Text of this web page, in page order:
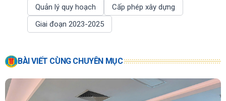
Quản lý quy hoạch
Cấp phép xây dựng
Giai đoạn 2023-2025
BÀI VIẾT CÙNG CHUYÊN MỤC